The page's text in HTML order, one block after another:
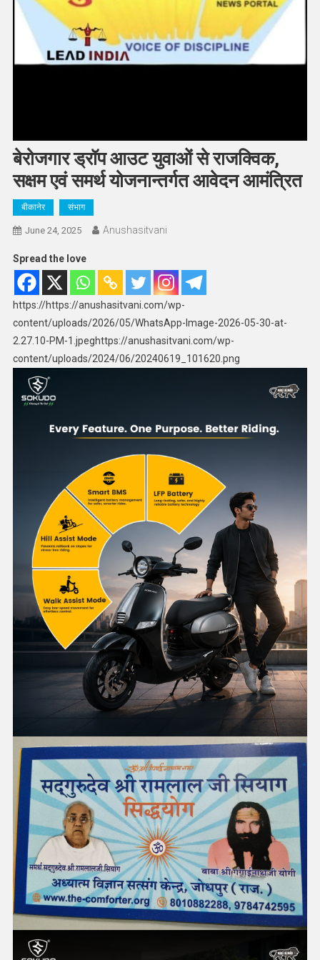
बेरोजगार ड्रॉप आउट युवाओं से राजक्विक,
सक्षम एवं समर्थ योजनान्तर्गत आवेदन आमंत्रित
बीकानेर संभाग
June 24, 2025 Anushasitvani
Spread the love
https://https://anushasitvani.com/wp-
content/uploads/2026/05/WhatsApp-Image-2026-05-30-at-
2.27.10-PM-1.jpeghttps://anushasitvani.com/wp-
content/uploads/2024/06/20240619_101620.png